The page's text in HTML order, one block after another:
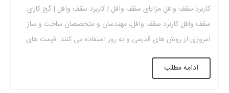
کاربرد سقف وافل مزایای سقف وافل | کاربرد سقف وافل | گچ کاری
سقف وافل کاربرد سقف وافل، مهندسان و متخصصان ساخت و ساز
امروزی از روش های قدیمی و به روز استفاده می کنند. قیمت های
خرید و فروش انواع سقف وافل و سقف کاذب در بازار متفاوت است و
هر کدام بر اساس […]
ادامه مطلب